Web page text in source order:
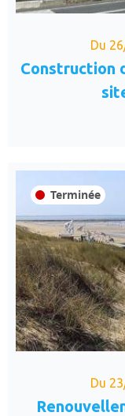
Du
Construction
Terminée
Du